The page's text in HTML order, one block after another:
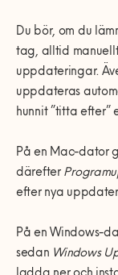
Du bör, om du
tag, alltid
uppdateringar.
uppdateras
hunnit ”titta
På en Mac-dator
därefter
efter nya
På en Windows-
sedan Windows